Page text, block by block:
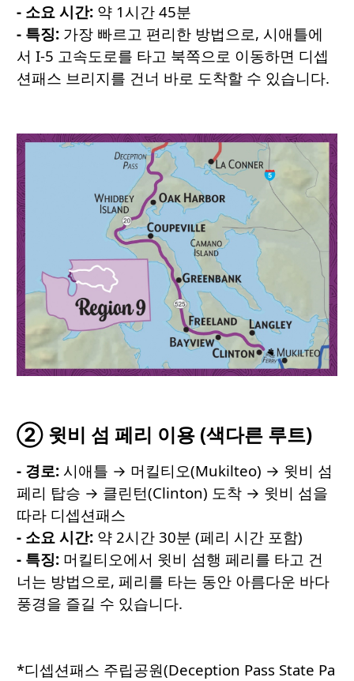
- 소요 시간: 약 1시간 45분
- 특징: 가장 빠르고 편리한 방법으로, 시애틀에
서 I-5 고속도로를 타고 북쪽으로 이동하면 디셉
션패스 브리지를 건너 바로 도착할 수 있습니다.
② 윗비 섬 페리 이용 (색다른 루트)
- 경로: 시애틀 → 머킬티오(Mukilteo) → 윗비 섬
페리 탑승 → 클린턴(Clinton) 도착 → 윗비 섬을
따라 디셉션패스
- 소요 시간: 약 2시간 30분 (페리 시간 포함)
- 특징: 머킬티오에서 윗비 섬행 페리를 타고 건
너는 방법으로, 페리를 타는 동안 아름다운 바다
풍경을 즐길 수 있습니다.
*디셉션패스 주립공원(Deception Pass State Pa